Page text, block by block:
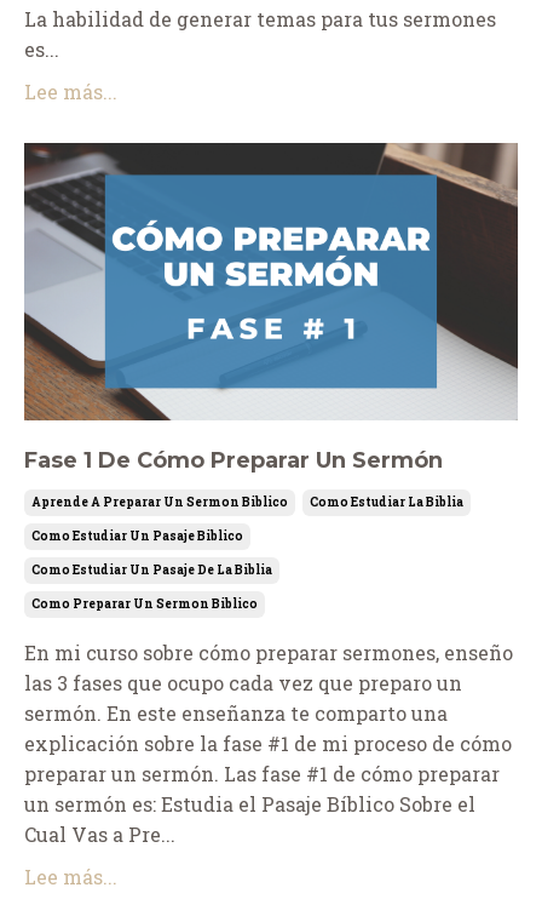
La habilidad de generar temas para tus sermones
es...
Lee más...
Fase 1 De Cómo Preparar Un Sermón
Aprende A Preparar Un Sermon Biblico Como Estudiar La Biblia
Como Estudiar Un Pasaje Biblico
Como Estudiar Un Pasaje De La Biblia
Como Preparar Un Sermon Biblico
En mi curso sobre cómo preparar sermones, enseño
las 3 fases que ocupo cada vez que preparo un
sermón. En este enseñanza te comparto una
explicación sobre la fase #1 de mi proceso de cómo
preparar un sermón. Las fase #1 de cómo preparar
un sermón es: Estudia el Pasaje Bíblico Sobre el
Cual Vas a Pre...
Lee más...